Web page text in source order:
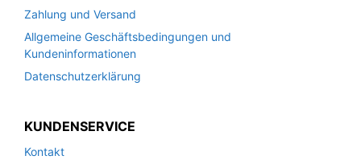
Zahlung und Versand
Allgemeine Geschäftsbedingungen und
Kundeninformationen
Datenschutzerklärung
KUNDENSERVICE
Kontakt